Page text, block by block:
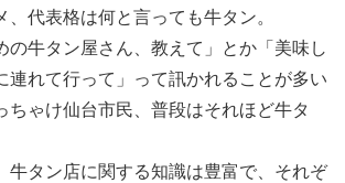
、代表格は何と言っても牛タン。
の牛タン屋さん、教えて」とか「美味し
連れて行って」って訊かれることが多い
ちゃけ仙台市民、普段はそれほど牛タ
牛タン店に関する知識は豊富で、それぞ